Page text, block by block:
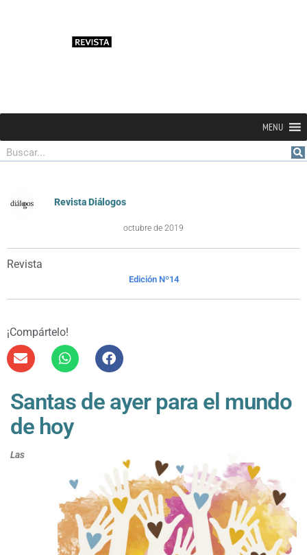
MENU
Buscar
Revista Diálogos
octubre de 2019
Revista
Edición Nº14
¡Compártelo!
Santas de ayer para el mundo
de hoy
Las